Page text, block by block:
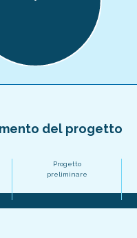
del progetto
Progetto
preliminare